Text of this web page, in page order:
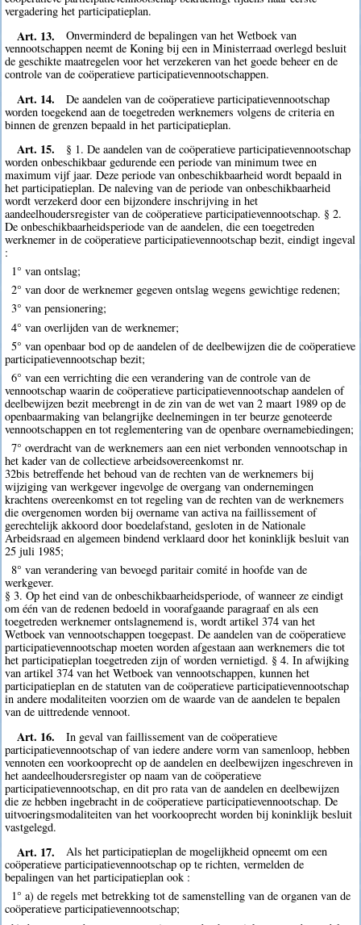
vergadering het participatieplan.
Art. 13.
Onverminderd de bepalingen van het Wetboek van
vennootschappen neemt de Koning bij een in Ministerraad overlegd besluit
de geschikte maatregelen voor het verzekeren van het goede beheer en de
controle van de coöperatieve participatievennootschappen.
Art. 14.
De aandelen van de coöperatieve participatievennootschap
worden toegekend aan de toegetreden werknemers volgens de criteria en
binnen de grenzen bepaald in het participatieplan.
Art. 15.
§ 1. De aandelen van de coöperatieve participatievennootschap
worden onbeschikbaar gedurende een periode van minimum twee en
maximum vijf jaar. Deze periode van onbeschikbaarheid wordt bepaald in
het participatieplan. De naleving van de periode van onbeschikbaarheid
wordt verzekerd door een bijzondere inschrijving in het
aandeelhoudersregister van de coöperatieve participatievennootschap. § 2.
De onbeschikbaarheidsperiode van de aandelen, die een toegetreden
werknemer in de coöperatieve participatievennootschap bezit, eindigt ingeval
:
1° van ontslag;
2° van door de werknemer gegeven ontslag wegens gewichtige redenen;
3° van pensionering;
4° van overlijden van de werknemer;
5° van openbaar bod op de aandelen of de deelbewijzen die de coöperatieve
participatievennootschap bezit;
6° van een verrichting die een verandering van de controle van de
vennootschap waarin de coöperatieve participatievennootschap aandelen of
deelbewijzen bezit meebrengt in de zin van de wet van 2 maart 1989 op de
openbaarmaking van belangrijke deelnemingen in ter beurze genoteerde
vennootschappen en tot reglementering van de openbare overnamebiedingen;
7° overdracht van de werknemers aan een niet verbonden vennootschap in
het kader van de collectieve arbeidsovereenkomst nr.
32bis betreffende het behoud van de rechten van de werknemers bij
wijziging van werkgever ingevolge de overgang van ondernemingen
krachtens overeenkomst en tot regeling van de rechten van de werknemers
die overgenomen worden bij overname van activa na faillissement of
gerechtelijk akkoord door boedelafstand, gesloten in de Nationale
Arbeidsraad en algemeen bindend verklaard door het koninklijk besluit van
25 juli 1985;
8° van verandering van bevoegd paritair comité in hoofde van de
werkgever.
§ 3. Op het eind van de onbeschikbaarheidsperiode, of wanneer ze eindigt
om één van de redenen bedoeld in voorafgaande paragraaf en als een
toegetreden werknemer ontslagnemend is, wordt artikel 374 van het
Wetboek van vennootschappen toegepast. De aandelen van de coöperatieve
participatievennootschap moeten worden afgestaan aan werknemers die tot
het participatieplan toegetreden zijn of worden vernietigd. § 4. In afwijking
van artikel 374 van het Wetboek van vennootschappen, kunnen het
participatieplan en de statuten van de coöperatieve participatievennootschap
in andere modaliteiten voorzien om de waarde van de aandelen te bepalen
van de uittredende vennoot.
Art. 16.
In geval van faillissement van de coöperatieve
participatievennootschap of van iedere andere vorm van samenloop, hebben
vennoten een voorkooprecht op de aandelen en deelbewijzen ingeschreven in
het aandeelhoudersregister op naam van de coöperatieve
participatievennootschap, en dit pro rata van de aandelen en deelbewijzen
die ze hebben ingebracht in de coöperatieve participatievennootschap. De
uitvoeringsmodaliteiten van het voorkooprecht worden bij koninklijk besluit
vastgelegd.
Art. 17.
Als het participatieplan de mogelijkheid opneemt om een
coöperatieve participatievennootschap op te richten, vermelden de
bepalingen van het participatieplan ook :
1° a) de regels met betrekking tot de samenstelling van de organen van de
coöperatieve participatievennootschap;